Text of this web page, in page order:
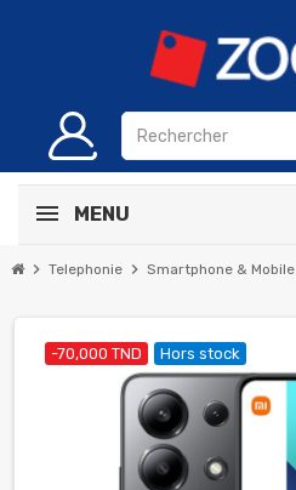
MENU
chevron_right Telephonie chevron_right Smartphone & Mobile
-70,000 TND Hors stock